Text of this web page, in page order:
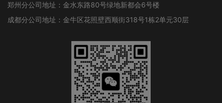
郑州分公司地址：金水东路80号绿地新都会6号楼
成都分公司地址：金牛区花照壁西顺街318号1栋2单元30层